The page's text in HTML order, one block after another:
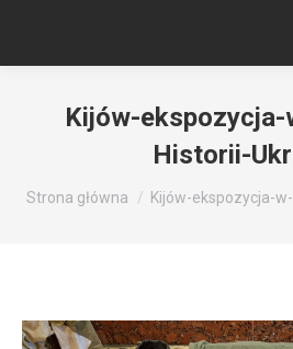
Kijów-
Historii-
Jesteś tutaj:
Strona główna Kijów-ekspozycja-